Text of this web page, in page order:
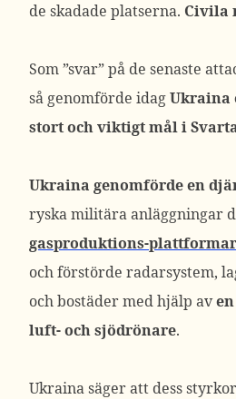
de skadade platserna. Civila
Som ”svar” på de senaste
så genomförde idagUkraina
stort och viktigt mål i
Ukraina genomförde en
ryska militära anläggningar
gasproduktions-
och förstörde radarsystem,
och bostäder med hjälp av
luft- och sjödrönare.
Ukraina säger att dess